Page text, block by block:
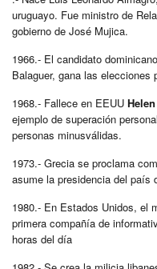
uruguayo. Fue ministro de
gobierno de José Mujica.
1966.- El candidato
Balaguer, gana las elecciones
1968.- Fallece en EEUU
ejemplo de superación
personas minusválidas.
1973.- Grecia se proclama
asume la presidencia del país
1980.- En Estados Unidos, el
primera compañía de
horas del día